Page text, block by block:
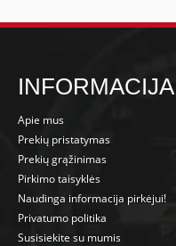
INFORMACIJA
Apie mus
Prekių pristatymas
Prekių grąžinimas
Pirkimo taisyklės
Naudinga informacija pirkėjui!
Privatumo politika
Susisiekite su mumis